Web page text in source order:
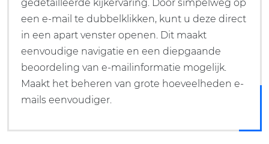
gedetailleerde kijkervaring. Door simpelweg op
een e-mail te dubbelklikken, kunt u deze direct
in een apart venster openen. Dit maakt
eenvoudige navigatie en een diepgaande
beoordeling van e-mailinformatie mogelijk.
Maakt het beheren van grote hoeveelheden e-
mails eenvoudiger.